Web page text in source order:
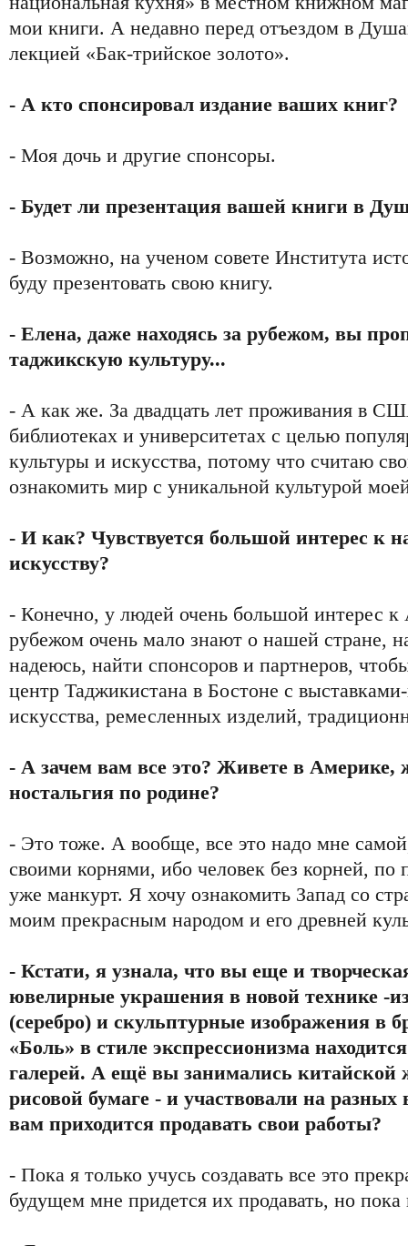
мои книги. А недавно перед отъездом в
лекцией «Бак-трийское золото».
- А кто спонсировал издание ваших книг?
- Моя дочь и другие спонсоры.
- Будет ли презентация вашей книги в
- Возможно, на ученом совете Института
буду презентовать свою книгу.
- Елена, даже находясь за рубежом, вы
таджикскую культуру...
- А как же. За двадцать лет проживания в
библиотеках и университетах с целью
культуры и искусства, потому что считаю
ознакомить мир с уникальной культурой
- И как? Чувствуется большой интерес к
искусству?
- Конечно, у людей очень большой интерес
рубежом очень мало знают о нашей стране,
надеюсь, найти спонсоров и партнеров,
центр Таджикистана в Бостоне с
искусства, ремесленных изделий,
- А зачем вам все это? Живете в Америке,
ностальгия по родине?
- Это тоже. А вообще, все это надо мне
своими корнями, ибо человек без корней,
уже манкурт. Я хочу ознакомить Запад со
моим прекрасным народом и его древней
- Кстати, я узнала, что вы еще и
ювелирные украшения в новой технике -
(серебро) и скульптурные изображения в
«Боль» в стиле экспрессионизма
галерей. А ещё вы занимались
рисовой бумаге - и участвовали на
вам приходится продавать свои работы?
- Пока я только учусь создавать все это
будущем мне придется их продавать, но